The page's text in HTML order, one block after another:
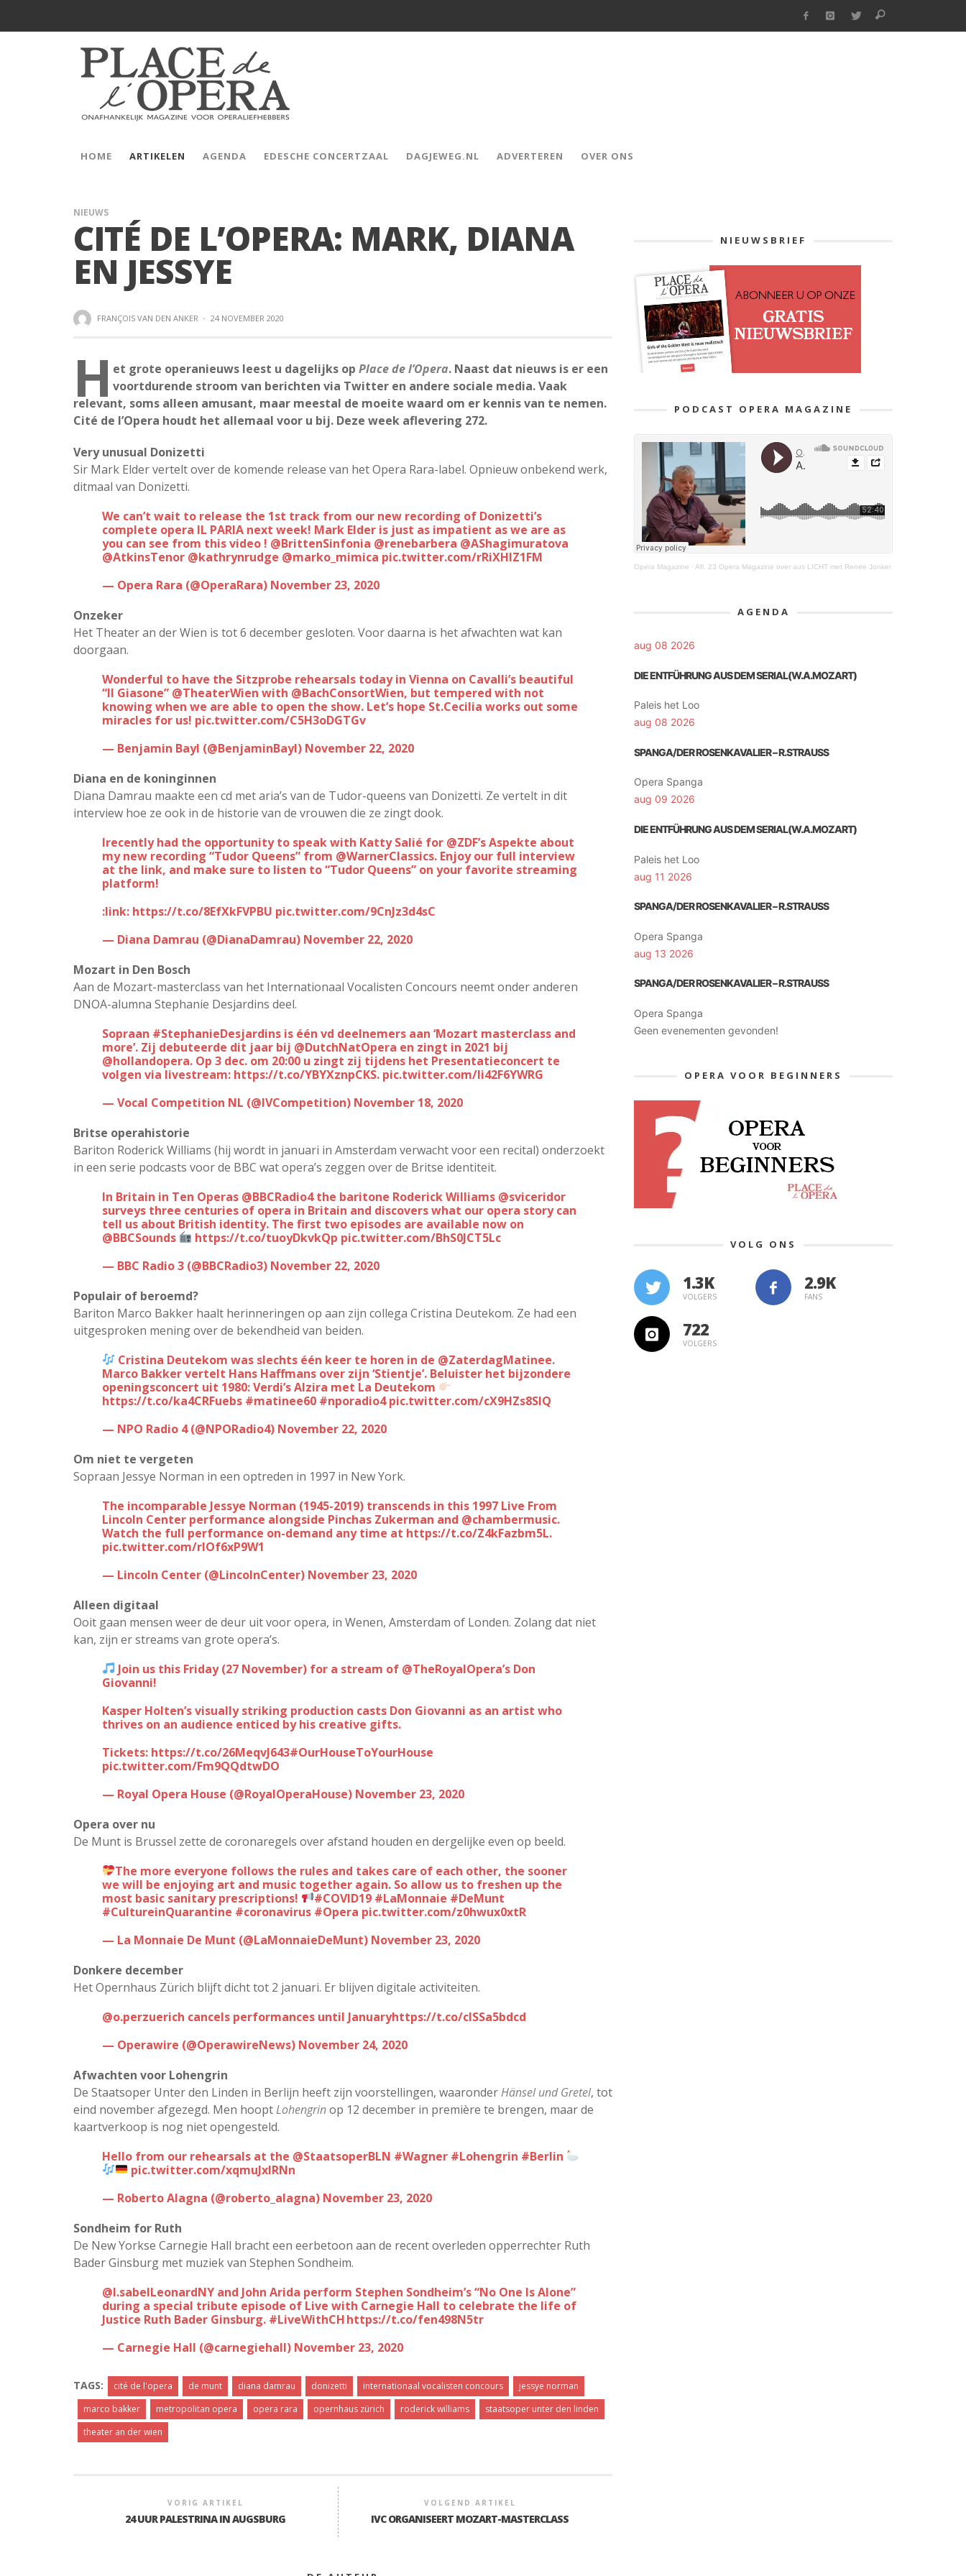
HOME ARTIKELEN AGENDA EDESCHE CONCERTZAAL DAGJEWEG.NL ADVERTEREN OVER ONS
NIEUWS
CITÉ DE L’OPERA: MARK, DIANA
EN JESSYE
FRANÇOIS VAN DEN ANKER · 24 NOVEMBER 2020
H et grote operanieuws leest u dagelijks op Place de l’Opera. Naast dat nieuws is er een
voortdurende stroom van berichten via Twitter en andere sociale media. Vaak
relevant, soms alleen amusant, maar meestal de moeite waard om er kennis van te nemen.
Cité de l’Opera houdt het allemaal voor u bij. Deze week aflevering 272.
Very unusual Donizetti
Sir Mark Elder vertelt over de komende release van het Opera Rara-label. Opnieuw onbekend werk,
ditmaal van Donizetti.
We can’t wait to release the 1st track from our new recording of Donizetti’s
complete opera IL PARIA next week! Mark Elder is just as impatient as we are as
you can see from this video ! @BrittenSinfonia @renebarbera @AShagimuratova
@AtkinsTenor @kathrynrudge @marko_mimica pic.twitter.com/rRiXHIZ1FM
— Opera Rara (@OperaRara) November 23, 2020
Onzeker
Het Theater an der Wien is tot 6 december gesloten. Voor daarna is het afwachten wat kan
doorgaan.
Wonderful to have the Sitzprobe rehearsals today in Vienna on Cavalli’s beautiful
“Il Giasone” @TheaterWien with @BachConsortWien, but tempered with not
knowing when we are able to open the show. Let’s hope St.Cecilia works out some
miracles for us! pic.twitter.com/C5H3oDGTGv
— Benjamin Bayl (@BenjaminBayl) November 22, 2020
Diana en de koninginnen
Diana Damrau maakte een cd met aria’s van de Tudor-queens van Donizetti. Ze vertelt in dit
interview hoe ze ook in de historie van de vrouwen die ze zingt dook.
I recently had the opportunity to speak with Katty Salié for @ZDF’s Aspekte about
my new recording “Tudor Queens” from @WarnerClassics. Enjoy our full interview
at the link, and make sure to listen to “Tudor Queens” on your favorite streaming
platform!
:link: https://t.co/8EfXkFVPBU pic.twitter.com/9CnJz3d4sC
— Diana Damrau (@DianaDamrau) November 22, 2020
Mozart in Den Bosch
Aan de Mozart-masterclass van het Internationaal Vocalisten Concours neemt onder anderen
DNOA-alumna Stephanie Desjardins deel.
Sopraan #StephanieDesjardins is één vd deelnemers aan ‘Mozart masterclass and
more’. Zij debuteerde dit jaar bij @DutchNatOpera en zingt in 2021 bij
@hollandopera. Op 3 dec. om 20:00 u zingt zij tijdens het Presentatieconcert te
volgen via livestream: https://t.co/YBYXznpCKS. pic.twitter.com/Ii42F6YWRG
— Vocal Competition NL (@IVCompetition) November 18, 2020
Britse operahistorie
Bariton Roderick Williams (hij wordt in januari in Amsterdam verwacht voor een recital) onderzoekt
in een serie podcasts voor de BBC wat opera’s zeggen over de Britse identiteit.
In Britain in Ten Operas @BBCRadio4the baritone Roderick Williams @sviceridor
surveys three centuries of opera in Britain and discovers what our opera story can
tell us about British identity. The first two episodes are available now on
@BBCSounds
https://t.co/tuoyDkvkQp pic.twitter.com/BhS0JCT5Lc
— BBC Radio 3 (@BBCRadio3) November 22, 2020
Populair of beroemd?
Bariton Marco Bakker haalt herinneringen op aan zijn collega Cristina Deutekom. Ze had een
uitgesproken mening over de bekendheid van beiden.
Cristina Deutekom was slechts één keer te horen in de @ZaterdagMatinee.
Marco Bakker vertelt Hans Haffmans over zijn ‘Stientje’. Beluister het bijzondere
openingsconcert uit 1980: Verdi’s Alzira met La Deutekom
https://t.co/ka4CRFuebs #matinee60 #nporadio4 pic.twitter.com/cX9HZs8SIQ
— NPO Radio 4 (@NPORadio4) November 22, 2020
Om niet te vergeten
Sopraan Jessye Norman in een optreden in 1997 in New York.
The incomparable Jessye Norman (1945-2019) transcends in this 1997 Live From
Lincoln Center performance alongside Pinchas Zukerman and @chambermusic.
Watch the full performance on-demand any time at https://t.co/Z4kFazbm5L.
pic.twitter.com/rlOf6xP9W1
— Lincoln Center (@LincolnCenter) November 23, 2020
Alleen digitaal
Ooit gaan mensen weer de deur uit voor opera, in Wenen, Amsterdam of Londen. Zolang dat niet
kan, zijn er streams van grote opera’s.
Join us this Friday (27 November) for a stream of @TheRoyalOpera’s Don
Giovanni!
Kasper Holten’s visually striking production casts Don Giovanni as an artist who
thrives on an audience enticed by his creative gifts.
Tickets: https://t.co/26MeqvJ643#OurHouseToYourHouse
pic.twitter.com/Fm9QQdtwDO
— Royal Opera House (@RoyalOperaHouse) November 23, 2020
Opera over nu
De Munt is Brussel zette de coronaregels over afstand houden en dergelijke even op beeld.
The more everyone follows the rules and takes care of each other, the sooner
we will be enjoying art and music together again. So allow us to freshen up the
most basic sanitary prescriptions!
#COVID19 #LaMonnaie #DeMunt
#CultureinQuarantine #coronavirus #Opera pic.twitter.com/z0hwux0xtR
— La Monnaie De Munt (@LaMonnaieDeMunt) November 23, 2020
Donkere december
Het Opernhaus Zürich blijft dicht tot 2 januari. Er blijven digitale activiteiten.
.@operzuerich cancels performances until Januaryhttps://t.co/clSSa5bdcd
— Operawire (@OperawireNews) November 24, 2020
Afwachten voor Lohengrin
De Staatsoper Unter den Linden in Berlijn heeft zijn voorstellingen, waaronderHänsel und Gretel, tot
eind november afgezegd. Men hooptLohengrinop 12 december in première te brengen, maar de
kaartverkoop is nog niet opengesteld.
Hello from our rehearsals at the @StaatsoperBLN #Wagner #Lohengrin #Berlin
pic.twitter.com/xqmuJxIRNn
— Roberto Alagna (@roberto_alagna) November 23, 2020
Sondheim for Ruth
De New Yorkse Carnegie Hall bracht een eerbetoon aan de recent overleden opperrechter Ruth
Bader Ginsburg met muziek van Stephen Sondheim.
.@IsabelLeonardNY and John Arida perform Stephen Sondheim’s “No One Is Alone”
during a special tribute episode of Live with Carnegie Hall to celebrate the life of
Justice Ruth Bader Ginsburg. #LiveWithCHhttps://t.co/fen498N5tr
— Carnegie Hall (@carnegiehall) November 23, 2020
TAGS: cité de l'opera de munt diana damrau donizetti internationaal vocalisten concours
jessye norman
marco bakker
metropolitan opera opera rara opernhaus zürich roderick williams
staatsoper unter den linden
theater an der wien
VORIG ARTIKEL
24 UUR PALESTRINA IN AUGSBURG
VOLGEND ARTIKEL
IVC ORGANISEERT MOZART-MASTERCLASS
NIEUWSBRIEF
PODCAST OPERA MAGAZINE
Opera Magazine · Afl. 23 Opera Magazine over aus LICHT met Renee Jonker
AGENDA
aug 08 2026
DIE ENTFÜHRUNG AUS DEM SERIAL(W.A.MOZART)
Paleis het Loo
aug 08 2026
SPANGA/DER ROSENKAVALIER – R.STRAUSS
Opera Spanga
aug 09 2026
DIE ENTFÜHRUNG AUS DEM SERIAL(W.A.MOZART)
Paleis het Loo
aug 11 2026
SPANGA/DER ROSENKAVALIER – R.STRAUSS
Opera Spanga
aug 13 2026
SPANGA/DER ROSENKAVALIER – R.STRAUSS
Opera Spanga
Geen evenementen gevonden!
OPERA VOOR BEGINNERS
VOLG ONS
1.3K
VOLGERS FANS
722
VOLGERS